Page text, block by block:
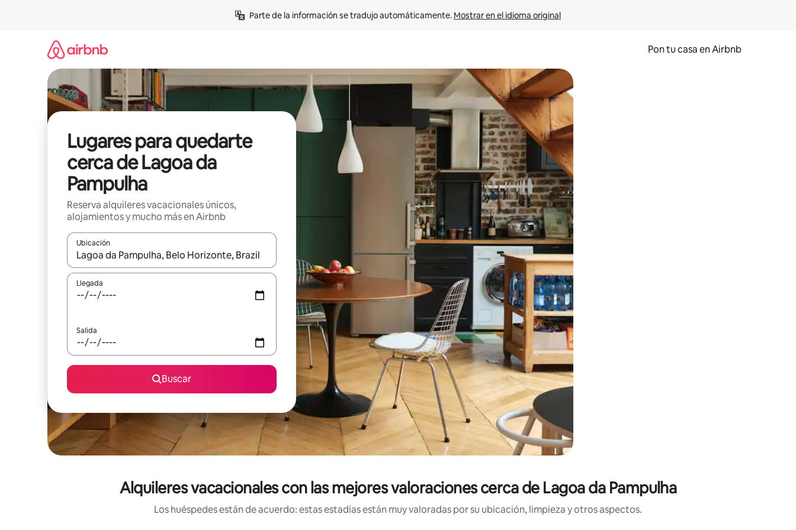
Parte de la información se tradujo automáticamente. Mostrar en el idioma original
Pon tu casa en Airbnb
Lugares para quedarte
cerca de Lagoa da
Pampulha
Reserva alquileres vacacionales únicos,
alojamientos y mucho más en Airbnb
Ubicación
Cuando los resultados estén disponibles, navega con las teclas de flecha hacia arriba y hacia abajo o explora con el tacto o desliza el dedo.
Llegada
Salida
Buscar
Alquileres vacacionales con las mejores valoraciones cerca de Lagoa da Pampulha
Los huéspedes están de acuerdo: estas estadías están muy valoradas por su ubicación, limpieza y otros aspectos.